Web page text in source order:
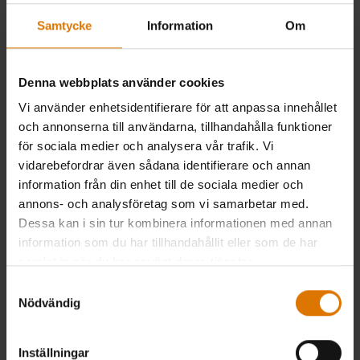
Samtycke Information Om
Denna webbplats använder cookies
Vi använder enhetsidentifierare för att anpassa innehållet
och annonserna till användarna, tillhandahålla funktioner
för sociala medier och analysera vår trafik. Vi
vidarebefordrar även sådana identifierare och annan
information från din enhet till de sociala medier och
annons- och analysföretag som vi samarbetar med.
Dessa kan i sin tur kombinera informationen med annan
information som du har tillhandahållit eller som de har
Nödvändig
Inställningar
4.8 (798)
inkl. moms ex. fraktomkostnader
Color Options
Meddela mig
grillgaller
4.8 (302)
inkl. moms ex. fraktomkostnader
Color Options